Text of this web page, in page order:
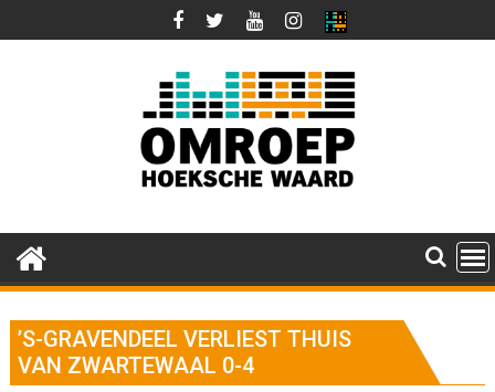
naar
’S-GRAVENDEEL VERLIEST THUIS
VAN ZWARTEWAAL 0-4